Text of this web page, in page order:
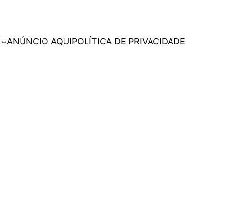
ANÚNCIO AQUIPOLÍTICA DE PRIVACIDADE